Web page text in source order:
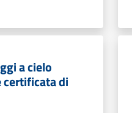
a cielo
certificata di